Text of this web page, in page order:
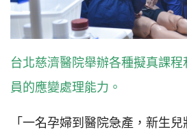
台北慈濟醫院舉辦各種擬真課
員的應變處理能力。
「一名孕婦到醫院急產，新生